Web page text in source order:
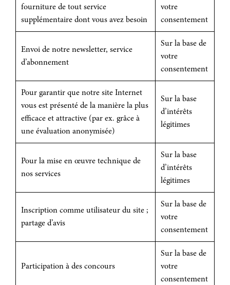
fourniture de tout service
supplémentaire dont vous avez besoin
votre
consentement
Envoi de notre newsletter, service
d’abonnement
Sur la base de
votre
consentement
Pour garantir que notre site Internet
vous est présenté de la manière la plus
efficace et attractive (par ex. grâce à
une évaluation anonymisée)
Sur la base
d’intérêts
légitimes
Pour la mise en œuvre technique de
nos services
Sur la base
d’intérêts
légitimes
Inscription comme utilisateur du site ;
partage d’avis
Sur la base de
votre
consentement
Participation à des concours
Sur la base de
votre
consentement